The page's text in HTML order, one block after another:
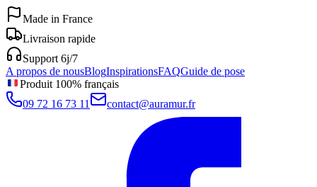
Made in France
Livraison rapide
Support 6j/7
A propos de nousBlogInspirationsFAQGuide de pose
Produit 100% français
09 72 16 73 11
contact@auramur.fr